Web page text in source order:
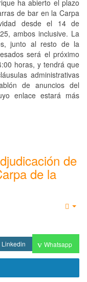
ha abierto el plazo
de bar en la Carpa
desde el 14 de
ambos inclusive. La
junto al resto de la
será el próximo
horas, y tendrá que
administrativas
de anuncios del
enlace estará más
de
de la
Linkedin Whatsapp